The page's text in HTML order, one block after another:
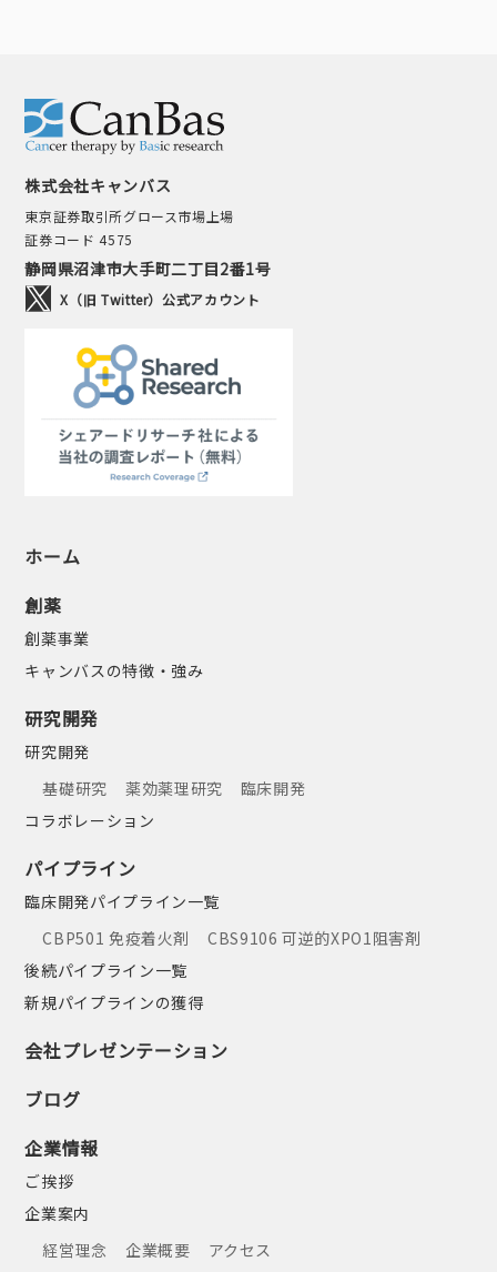
株式会社キャンバス
東京証券取引所グロース市場上場
証券コード 4575
静岡県沼津市大手町二丁目2番1号
X（旧 Twitter）公式アカウント
ホーム
創薬
創薬事業
キャンバスの特徴・強み
研究開発
研究開発
基礎研究
薬効薬理研究
臨床開発
コラボレーション
パイプライン
臨床開発パイプライン一覧
CBP501 免疫着火剤
CBS9106 可逆的XPO1阻害剤
後続パイプライン一覧
新規パイプラインの獲得
会社プレゼンテーション
ブログ
企業情報
ご挨拶
企業案内
経営理念
企業概要
アクセス